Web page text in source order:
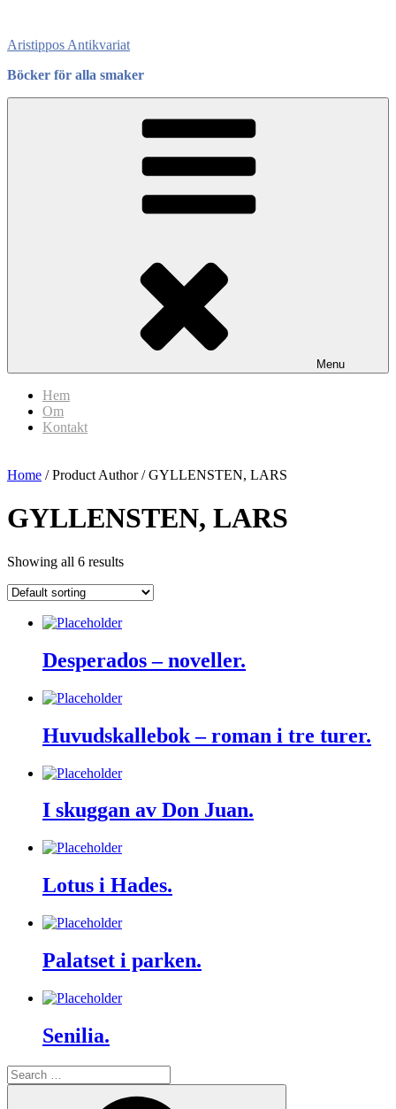
content
Aristippos Antikvariat
Böcker för alla smaker
Menu
Hem
Om
Kontakt
Home / Product Author / GYLLENSTEN, LARS
GYLLENSTEN, LARS
Showing all 6 results
Desperados – noveller.
Huvudskallebok – roman i tre turer.
I skuggan av Don Juan.
Lotus i Hades.
Palatset i parken.
Senilia.
Search
for: